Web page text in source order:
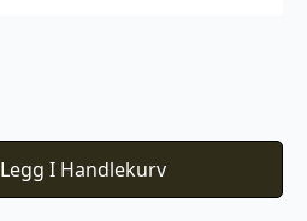
Legg I Handlekurv